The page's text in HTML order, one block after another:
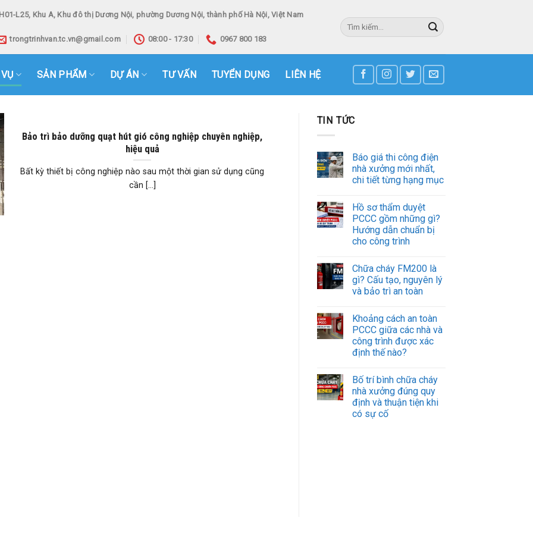
H01-L25, Khu A, Khu đô thị Dương Nội, phường Dương Nội, thành phố Hà Nội, Việt Nam
trongtrinhvan.tc.vn@gmail.com 08:00 - 17:30 0967 800 183
Tìm
kiếm:
SẢN PHẨM DỰ ÁN TƯ VẤN TUYỂN DỤNG LIÊN HỆ
Bảo trì bảo dưỡng quạt hút gió công nghiệp chuyên nghiệp,
hiệu quả
Bất kỳ thiết bị công nghiệp nào sau một thời gian sử dụng cũng
cần [...]
TIN TỨC
Báo giá thi công điện
nhà xưởng mới nhất,
chi tiết từng hạng mục
Hồ sơ thẩm duyệt
PCCC gồm những gì?
Hướng dẫn chuẩn bị
cho công trình
Chữa cháy FM200 là
gì? Cấu tạo, nguyên lý
và bảo trì an toàn
Khoảng cách an toàn
PCCC giữa các nhà và
công trình được xác
định thế nào?
Bố trí bình chữa cháy
nhà xưởng đúng quy
định và thuận tiện khi
có sự cố